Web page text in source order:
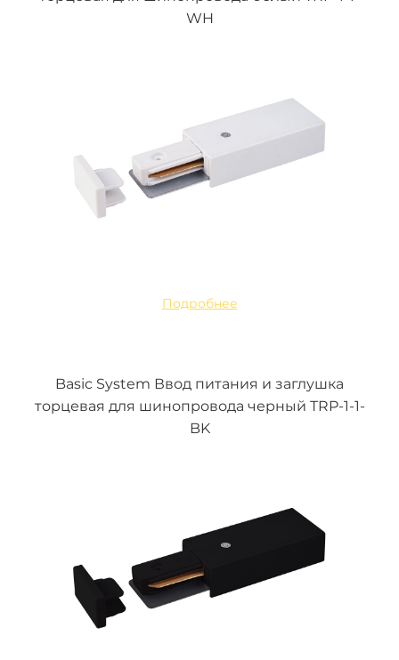
WH
Подробнее
Basic System Ввод питания и заглушка
торцевая для шинопровода черный TRP-1-1-
BK